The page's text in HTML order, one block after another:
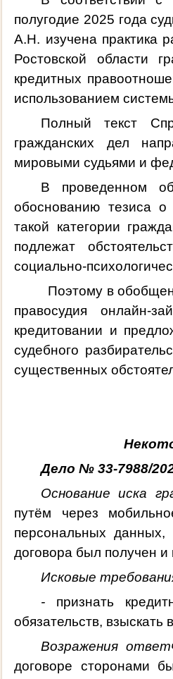
полугодие 2025 года
А.Н. изучена практика
Ростовской области
кредитных
использованием
Полный текст
гражданских дел
мировыми судьями и
В проведенном
обоснованию тезиса
такой категории
подлежат
социально-
Поэтому в
правосудия онлайн-
кредитовании и
судебного
существенных
Дело № 33-7988/
Основание иска
путём через
персональных
договора был получен
Исковые
- признать
обязательств,
Возражения
договоре сторонами